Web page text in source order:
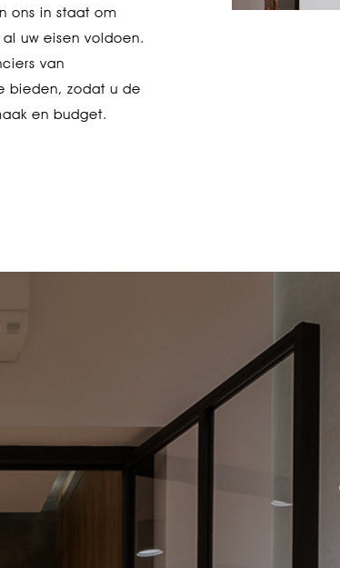
ons in staat om
uw eisen voldoen.
van
bieden, zodat u de
en budget.